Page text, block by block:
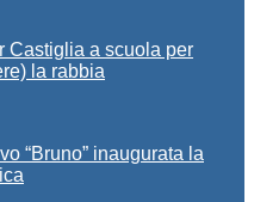
Castiglia a scuola per
la rabbia
“Bruno” inaugurata la